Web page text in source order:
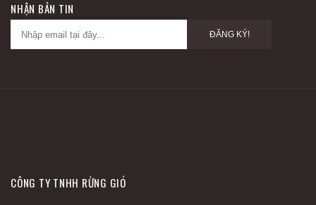
NHẬN BẢN TIN
ĐĂNG KÝ!
CÔNG TY TNHH RỪNG GIÓ